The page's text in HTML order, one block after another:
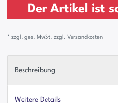
Der Artikel ist
* zzgl. ges. MwSt. zzgl. Versandkosten
Beschreibung
Weitere Details